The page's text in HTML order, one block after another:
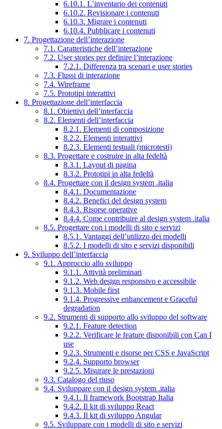
6.10.1. L’inventario dei contenuti
6.10.2. Revisionare i contenuti
6.10.3. Migrare i contenuti
6.10.4. Pubblicare i contenuti
7. Progettazione dell’interazione
7.1. Caratteristiche dell’interazione
7.2. User stories per definire l’interazione
7.2.1. Differenza tra scenari e user stories
7.3. Flussi di interazione
7.4. Wireframe
7.5. Prototipi interattivi
8. Progettazione dell’interfaccia
8.1. Obiettivi dell’interfaccia
8.2. Elementi dell’interfaccia
8.2.1. Elementi di composizione
8.2.2. Elementi interattivi
8.2.3. Elementi testuali (microtesti)
8.3. Progettare e costruire in alta fedeltà
8.3.1. Layout di pagina
8.3.2. Prototipi in alta fedeltà
8.4. Progettare con il design system .italia
8.4.1. Documentazione
8.4.2. Benefici del design system
8.4.3. Risorse operative
8.4.4. Come contribuire al design system .italia
8.5. Progettare con i modelli di sito e servizi
8.5.1. Vantaggi dell’utilizzo dei modelli
8.5.2. I modelli di sito e servizi disponibili
9. Sviluppo dell’interfaccia
9.1. Approccio allo sviluppo
9.1.1. Attività preliminari
9.1.2. Web design responsivo e accessibile
9.1.3. Mobile first
9.1.4. Progressive enhancement e Graceful
degradation
9.2. Strumenti di supporto allo sviluppo del software
9.2.1. Feature detection
9.2.2. Verificare le feature disponibili con Can I
use
9.2.3. Strumenti e risorse per CSS e JavaScript
9.2.4. Supporto browser
9.2.5. Misurare le prestazioni
9.3. Catalogo del riuso
9.4. Sviluppare con il design system .italia
9.4.1. Il framework Bootstrap Italia
9.4.2. Il kit di sviluppo React
9.4.3. Il kit di sviluppo Angular
9.5. Sviluppare con i modelli di sito e servizi